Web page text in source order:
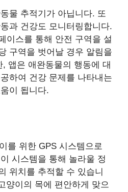
물 추적기가 아닙니다. 또
과 건강도 모니터링합니다.
이스를 통해 안전 구역을 설
구역을 벗어날 경우 알림을
앱은 애완동물의 행동에 대
하여 건강 문제를 나타내는
이 됩니다.
를 위한 GPS 시스템으로
시스템을 통해 놀라울 정
위치를 추적할 수 있습니
양이의 목에 편안하게 맞으